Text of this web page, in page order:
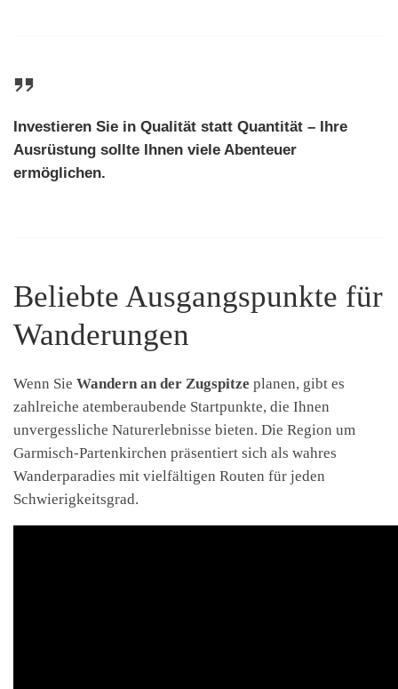
Investieren Sie in Qualität statt Quantität – Ihre
Ausrüstung sollte Ihnen viele Abenteuer
ermöglichen.
Beliebte Ausgangspunkte für
Wanderungen
Wenn Sie Wandern an der Zugspitze planen, gibt es
zahlreiche atemberaubende Startpunkte, die Ihnen
unvergessliche Naturerlebnisse bieten. Die Region um
Garmisch-Partenkirchen präsentiert sich als wahres
Wanderparadies mit vielfältigen Routen für jeden
Schwierigkeitsgrad.